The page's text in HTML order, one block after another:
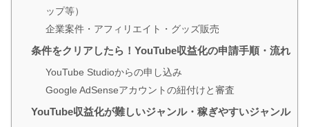
ップ等）
企業案件・アフィリエイト・グッズ販売
条件をクリアしたら！YouTube収益化の申請手順・流れ
YouTube Studioからの申し込み
Google AdSenseアカウントの紐付けと審査
YouTube収益化が難しいジャンル・稼ぎやすいジャンル